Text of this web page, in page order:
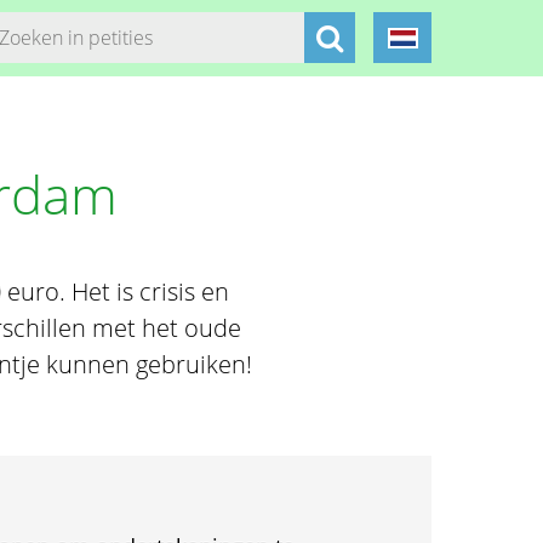
Het is crisis en
met het oude
kunnen gebruiken!